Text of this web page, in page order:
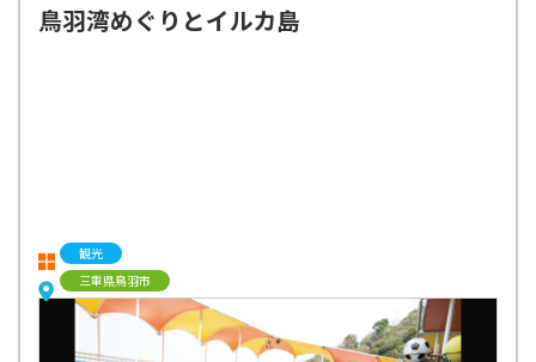
鳥羽湾めぐりとイルカ島
観光
三重県鳥羽市